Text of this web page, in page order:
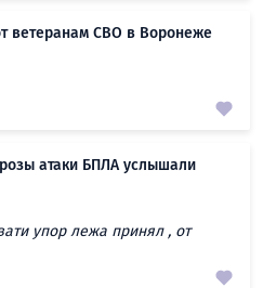
ветеранам СВО в Воронеже
атаки БПЛА услышали
упор лежа принял , от